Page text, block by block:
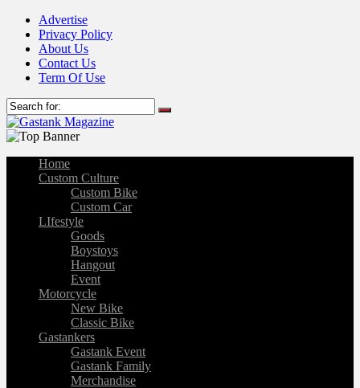
Advertise
Privacy Policy
About Us
Contact Us
Term Of Use
Home
Custom Culture
Custom Bike
Custom Car
LIfestyle
Goods
Boystoys
Hangout
Event
Motorcycle
New Bike
Classic Bike
Gastankers
Gastank Event
Gastank Family
Merchandise